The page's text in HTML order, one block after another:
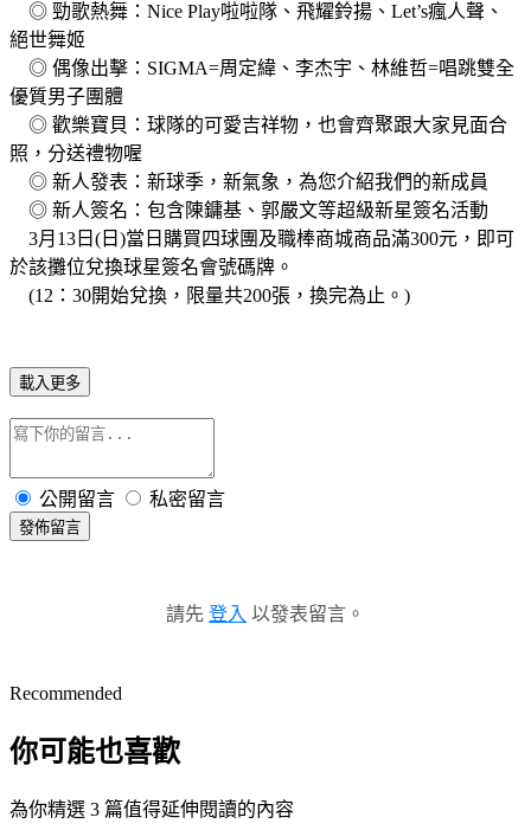
◎ 勁歌熱舞：Nice Play啦啦隊、飛耀鈴揚、Let’s瘋人聲、
絕世舞姬
◎ 偶像出擊：SIGMA=周定緯、李杰宇、林維哲=唱跳雙全
優質男子團體
◎ 歡樂寶貝：球隊的可愛吉祥物，也會齊聚跟大家見面合
照，分送禮物喔
◎ 新人發表：新球季，新氣象，為您介紹我們的新成員
◎ 新人簽名：包含陳鏞基、郭嚴文等超級新星簽名活動
3月13日(日)當日購買四球團及職棒商城商品滿300元，即可
於該攤位兌換球星簽名會號碼牌。
(12：30開始兌換，限量共200張，換完為止。)
載入更多
公開留言 私密留言
發佈留言
請先 登入 以發表留言。
Recommended
你可能也喜歡
為你精選 3 篇值得延伸閱讀的內容